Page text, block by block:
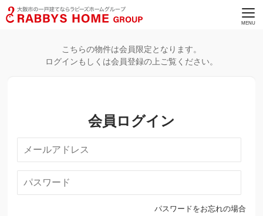
こちらの物件は会員限定となります。
ログインもしくは会員登録の上ご覧ください。
会員ログイン
パスワードをお忘れの場合